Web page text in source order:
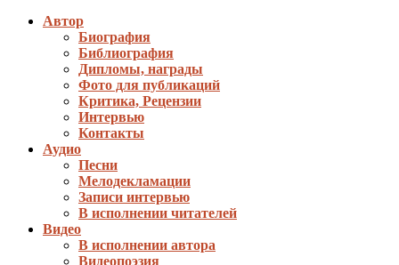
Автор
Биография
Библиография
Дипломы, награды
Фото для публикаций
Критика, Рецензии
Интервью
Контакты
Аудио
Песни
Мелодекламации
Записи интервью
В исполнении читателей
Видео
В исполнении автора
Видеопоэзия